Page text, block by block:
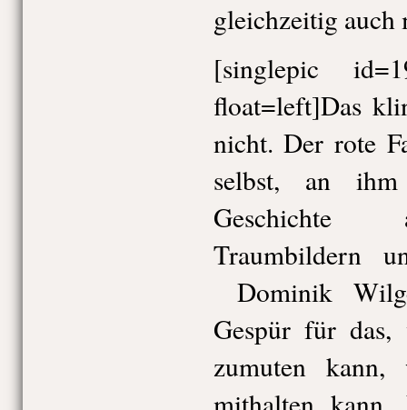
gleichzeitig auch
[singlepic
float=left]Das
nicht. Der rote
selbst, an
Geschichte
Traumbildern
Dominik
Gespür für
zumuten